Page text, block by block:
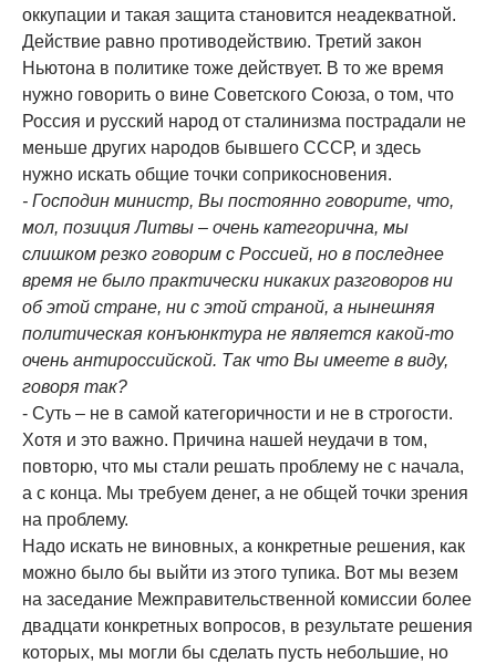
оккупации и такая защита становится неадекватной.
Действие равно противодействию. Третий закон
Ньютона в политике тоже действует. В то же время
нужно говорить о вине Советского Союза, о том, что
Россия и русский народ от сталинизма пострадали не
меньше других народов бывшего СССР, и здесь
нужно искать общие точки соприкосновения.
- Господин министр, Вы постоянно говорите, что,
мол, позиция Литвы – очень категорична, мы
слишком резко говорим с Россией, но в последнее
время не было практически никаких разговоров ни
об этой стране, ни с этой страной, а нынешняя
политическая конъюнктура не является какой-то
очень антироссийской. Так что Вы имеете в виду,
говоря так?
- Суть – не в самой категоричности и не в строгости.
Хотя и это важно. Причина нашей неудачи в том,
повторю, что мы стали решать проблему не с начала,
а с конца. Мы требуем денег, а не общей точки зрения
на проблему.
Надо искать не виновных, а конкретные решения, как
можно было бы выйти из этого тупика. Вот мы везем
на заседание Межправительственной комиссии более
двадцати конкретных вопросов, в результате решения
которых, мы могли бы сделать пусть небольшие, но